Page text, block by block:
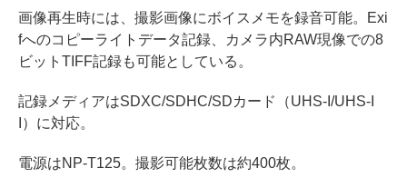
画像再生時には、撮影画像にボイスメモを録音可能。Exi
fへのコピーライトデータ記録、カメラ内RAW現像での8
ビットTIFF記録も可能としている。
記録メディアはSDXC/SDHC/SDカード（UHS-I/UHS-I
I）に対応。
電源はNP-T125。撮影可能枚数は約400枚。